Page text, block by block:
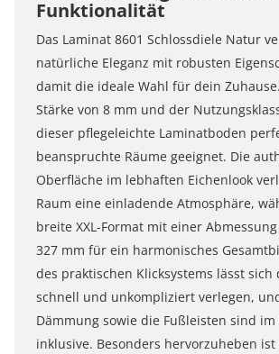
Funktionalität
Das Laminat 8601 Schlossdiele Natur
natürliche Eleganz mit robusten
damit die ideale Wahl für dein
Stärke von 8 mm und der
dieser pflegeleichte Laminatboden
beanspruchte Räume geeignet. Die
Oberfläche im lebhaften Eichenlook
Raum eine einladende Atmosphäre,
breite XXL-Format mit einer
327 mm für ein harmonisches
des praktischen Klicksystems lässt sich
schnell und unkompliziert verlegen,
Dämmung sowie die Fußleisten sind im
inklusive. Besonders hervorzuheben ist